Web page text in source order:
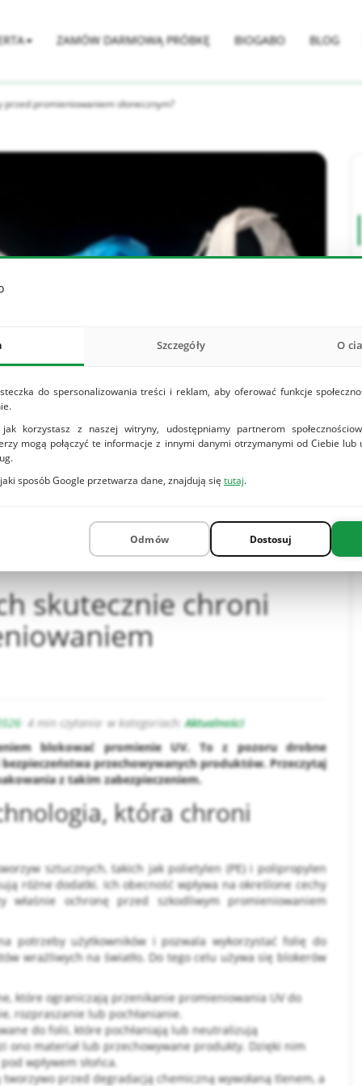
ZAMÓW DARMOWĄ PRÓBKĘ BIOGABO BLOG
promieniowaniem słonecznym?
skutecznie chroni
· 4 min czytania· w kategoriach:Aktualności
blokować promienie UV. To z pozoru drobne
przechowywanych produktów. Przeczytaj
z takim zabezpieczeniem.
która chroni
sztucznych, takich jak polietylen (PE) i polipropylen
różne dodatki. Ich obecność wpływa na określone cechy
właśnie ochronę przed szkodliwym promieniowaniem
potrzeby użytkowników i pozwala wykorzystać folię do
wrażliwych na światło. Do tego celu używa się blokerów
które ograniczają przenikanie promieniowania UV do
rozpraszanie lub pochłanianie.
do folii, które pochłaniają lub neutralizują
materiał lub przechowywane produkty. Dzięki nim
wpływem słońca.
przed degradacją chemiczną wywołaną tlenem, a
do spersonalizowania treści i reklam, aby oferować funkcje
korzystasz z naszej witryny, udostępniamy partnerom
mogą połączyć te informacje z innymi danymi otrzymanymi od Ciebie lub
sposób Google przetwarza dane, znajdują się tutaj.
Szczegóły O
Dostosuj
Odmów